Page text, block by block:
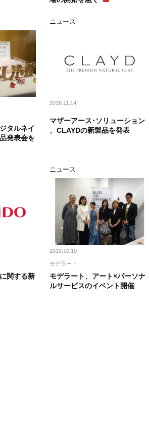
タルネイ
発表会を
ニュース
2018.11.14
マザーアース･ソリューション
、CLAYDの新製品を発表
関する新
ニュース
2019.10.10
モデラート
モデラート、アート×パーソナ
ルサービスのイベント開催